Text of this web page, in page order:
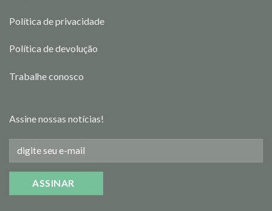
Política de privacidade
Política de devolução
Trabalhe conosco
Assine nossas notícias!